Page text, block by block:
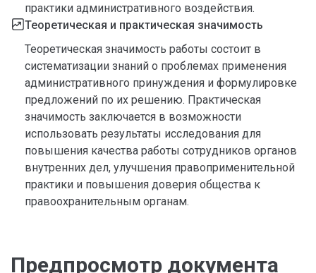
практики административного воздействия.
Теоретическая и практическая значимость
Теоретическая значимость работы состоит в
систематизации знаний о проблемах применения
административного принуждения и формулировке
предложений по их решению. Практическая
значимость заключается в возможности
использовать результаты исследования для
повышения качества работы сотрудников органов
внутренних дел, улучшения правоприменительной
практики и повышения доверия общества к
правоохранительным органам.
Предпросмотр документа